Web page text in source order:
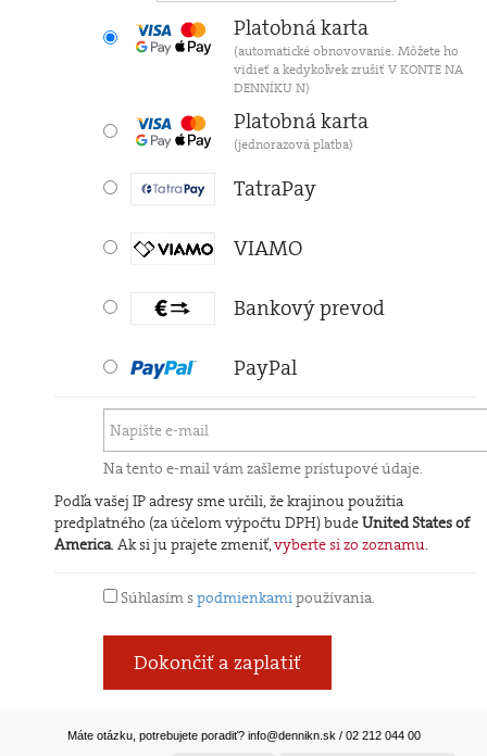
Platobná karta
(automatické obnovovanie. Môžete ho
vidieť a kedykoľvek zrušiť V KONTE NA
DENNÍKU N)
Platobná karta
(jednorazová platba)
TatraPay
VIAMO
Bankový prevod
PayPal
Na tento e-mail vám zašleme prístupové údaje.
Podľa vašej IP adresy sme určili, že krajinou použitia
predplatného (za účelom výpočtu DPH) budeUnited States of
America. Ak si ju prajete zmeniť,vyberte si zo zoznamu.
Súhlasím spodmienkamipoužívania.
Dokončiť a zaplatiť
Máte otázku, potrebujete poradiť? info@dennikn.sk / 02 212 044 00